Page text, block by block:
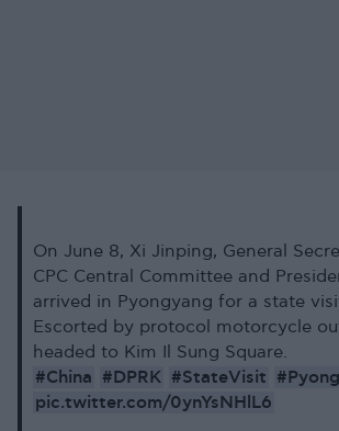
On June 8, Xi Jinping, General
CPC Central Committee and
arrived in Pyongyang for a state
Escorted by protocol motorcycle
headed to Kim Il Sung Square.
#China #DPRK #StateVisit
pic.twitter.com/0ynYsNHlL6